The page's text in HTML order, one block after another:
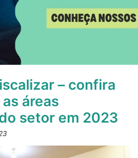
– confira
áreas
setor em 2023